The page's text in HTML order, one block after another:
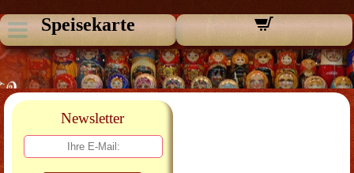
Speisekarte
Newsletter